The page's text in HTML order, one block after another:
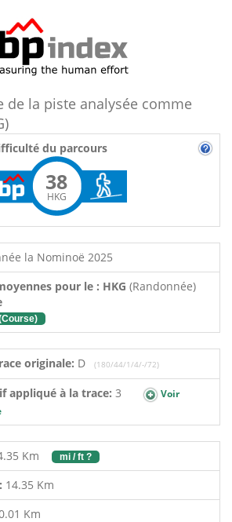
de la piste analysée comme
du parcours
38
HKG
la Nominoë 2025
pour le : HKG (Randonnée)
originale: D (180/44/1/4/-/72)
appliqué à la trace: 3
Voir
Km mi / ft ?
14.35 Km
Km